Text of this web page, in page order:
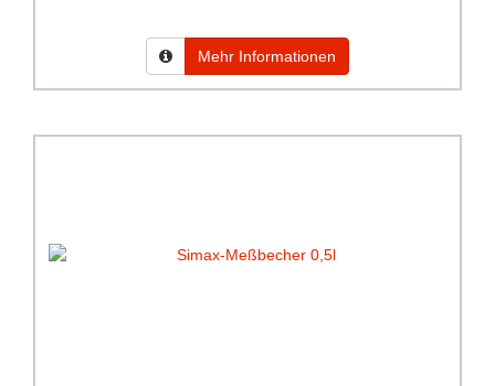
Mehr Informationen